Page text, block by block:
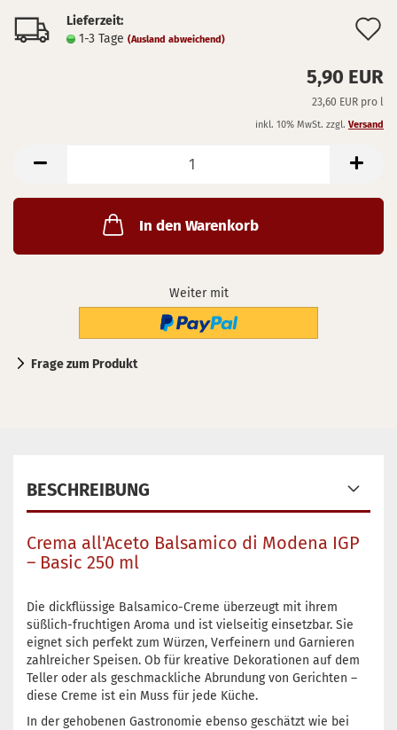
Lieferzeit:
1-3 Tage (Ausland abweichend)
5,90 EUR
23,60 EUR pro l
inkl. 10% MwSt. zzgl. Versand
In den Warenkorb
Weiter mit
Frage zum Produkt
BESCHREIBUNG
Crema all'Aceto Balsamico di Modena IGP
– Basic 250 ml
Die dickflüssige Balsamico-Creme überzeugt mit ihrem
süßlich-fruchtigen Aroma und ist vielseitig einsetzbar. Sie
eignet sich perfekt zum Würzen, Verfeinern und Garnieren
zahlreicher Speisen. Ob für kreative Dekorationen auf dem
Teller oder als geschmackliche Abrundung von Gerichten –
diese Creme ist ein Muss für jede Küche.
In der gehobenen Gastronomie ebenso geschätzt wie bei